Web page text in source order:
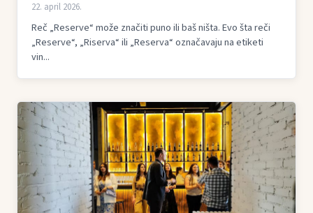
22. april 2026.
Reč „Reserve“ može značiti puno ili baš ništa. Evo šta reči
„Reserve“, „Riserva“ ili „Reserva“ označavaju na etiketi
vin...